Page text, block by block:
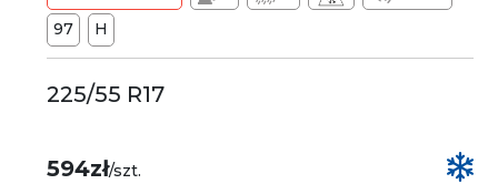
97
H
225/55 R17
594zł/szt.